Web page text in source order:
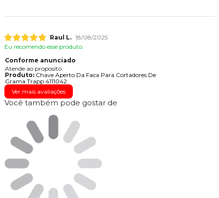
Raul L. 18/08/2025
Eu recomendo esse produto.
Conforme anunciado
Atende ao proposito.
Produto:Chave Aperto Da Faca Para Cortadores De
Grama Trapp 4111042
Ver mais avaliações
Você também pode gostar de